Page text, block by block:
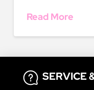
Read More
SERVICE